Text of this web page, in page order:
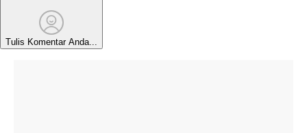
Tulis Komentar Anda...